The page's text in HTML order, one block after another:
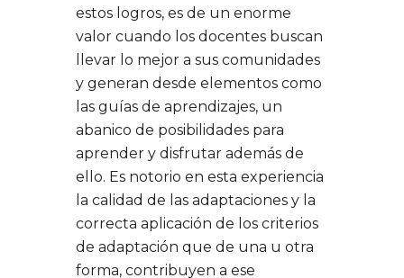
estos logros, es de un enorme
valor cuando los docentes buscan
llevar lo mejor a sus comunidades
y generan desde elementos como
las guías de aprendizajes, un
abanico de posibilidades para
aprender y disfrutar además de
ello. Es notorio en esta experiencia
la calidad de las adaptaciones y la
correcta aplicación de los criterios
de adaptación que de una u otra
forma, contribuyen a ese